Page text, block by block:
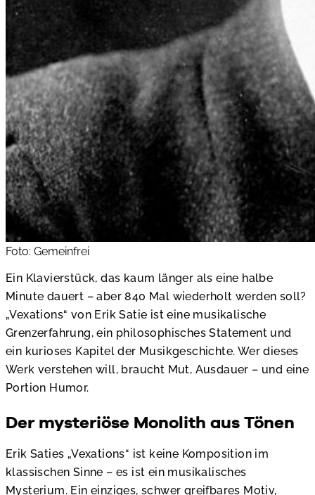
Foto: Gemeinfrei
Ein Klavierstück, das kaum länger als eine halbe
Minute dauert – aber 840 Mal wiederholt werden soll?
„Vexations“ von Erik Satie ist eine musikalische
Grenzerfahrung, ein philosophisches Statement und
ein kurioses Kapitel der Musikgeschichte. Wer dieses
Werk verstehen will, braucht Mut, Ausdauer – und eine
Portion Humor.
Der mysteriöse Monolith aus Tönen
Erik Saties „Vexations“ ist keine Komposition im
klassischen Sinne – es ist ein musikalisches
Mysterium. Ein einziges, schwer greifbares Motiv,